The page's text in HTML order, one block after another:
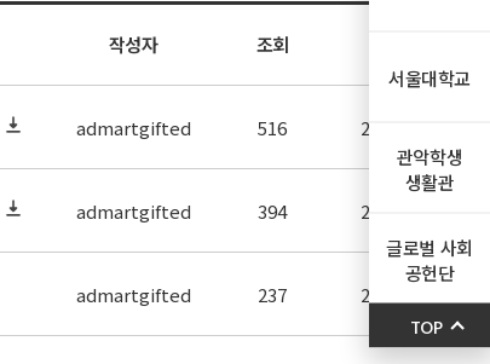
작성자 조회
admartgifted 516 2026-04-21
admartgifted 394 2026-04-21
admartgifted 237 2026-04-20
서울대학교
관악학생
생활관
글로벌 사회
공헌단
TOP